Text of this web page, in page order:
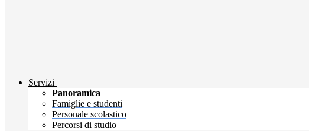
Servizi
Panoramica
Famiglie e studenti
Personale scolastico
Percorsi di studio